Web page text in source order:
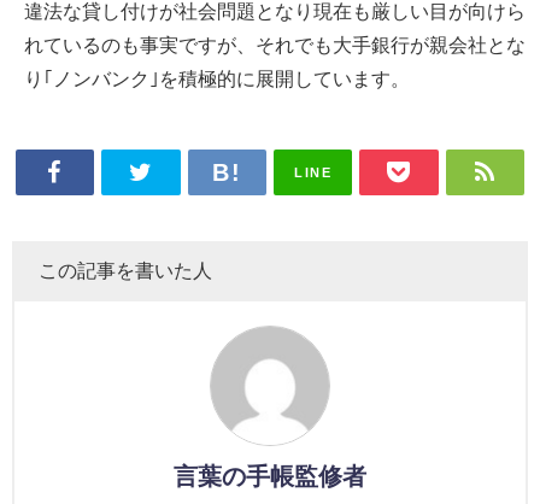
違法な貸し付けが社会問題となり現在も厳しい目が向けら
れているのも事実ですが、それでも大手銀行が親会社とな
り｢ノンバンク｣を積極的に展開しています。
LINE
この記事を書いた人
言葉の手帳監修者